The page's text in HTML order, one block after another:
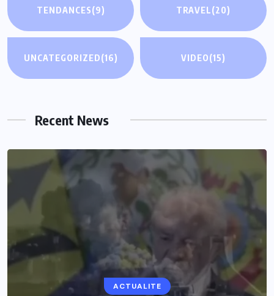
TENDANCES(9) TRAVEL(20)
UNCATEGORIZED(16) VIDEO(15)
Recent News
ACTUALITE